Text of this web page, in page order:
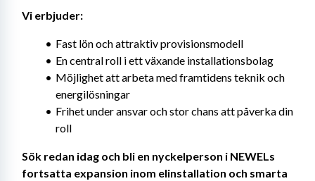
Vi erbjuder:
Fast lön och attraktiv provisionsmodell
En central roll i ett växande installationsbolag
Möjlighet att arbeta med framtidens teknik och
energilösningar
Frihet under ansvar och stor chans att påverka din
roll
Sök redan idag och bli en nyckelperson i NEWELs
fortsatta expansion inom elinstallation och smarta